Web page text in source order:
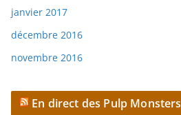
janvier 2017
décembre 2016
novembre 2016
En direct des Pulp Monsters